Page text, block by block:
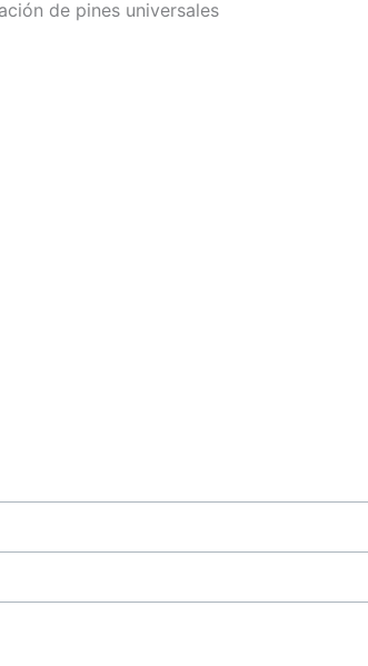
de pines universales